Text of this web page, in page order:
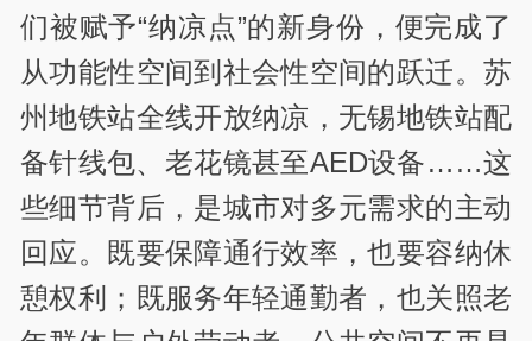
们被赋予“纳凉点”的新身份，便完成了
从功能性空间到社会性空间的跃迁。苏
州地铁站全线开放纳凉，无锡地铁站配
备针线包、老花镜甚至AED设备……这
些细节背后，是城市对多元需求的主动
回应。既要保障通行效率，也要容纳休
憩权利；既服务年轻通勤者，也关照老